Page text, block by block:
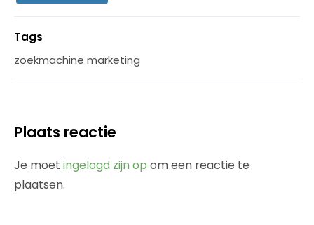
Tags
zoekmachine marketing
Plaats reactie
Je moet ingelogd zijn op om een reactie te
plaatsen.